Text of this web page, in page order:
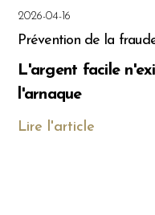
2026-04-16
Prévention de la
L'argent facile
l'arnaque
Lire l'article